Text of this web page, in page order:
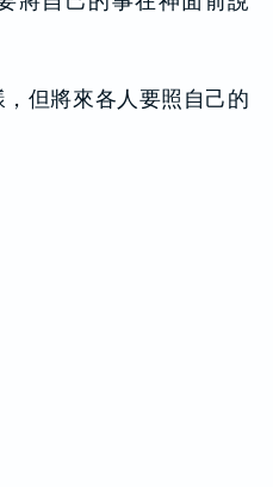
但將來各人要照自己的